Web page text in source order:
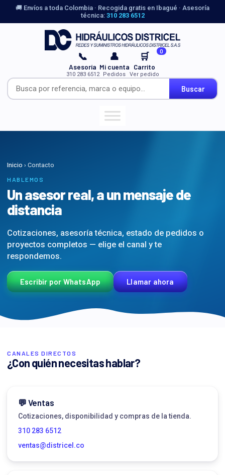
🚚 Envíos a toda Colombia · Recogida gratis en Ibagué · Asesoría
técnica: 310 283 6512
Buscar
📞
Asesoría
310 283 6512
👤
Mi cuenta
Pedidos
🛒 0
Carrito
Ver pedido
Inicio › Contacto
HABLEMOS
Un asesor real, a un mensaje de
distancia
Cotizaciones, asesoría técnica, estado de pedidos o
proyectos completos — elige el canal y te
respondemos.
Escribir por WhatsApp Llamar ahora
CANALES DIRECTOS
¿Con quién necesitas hablar?
💬 Ventas
Cotizaciones, disponibilidad y compras de la tienda.
310 283 6512
ventas@districel.co